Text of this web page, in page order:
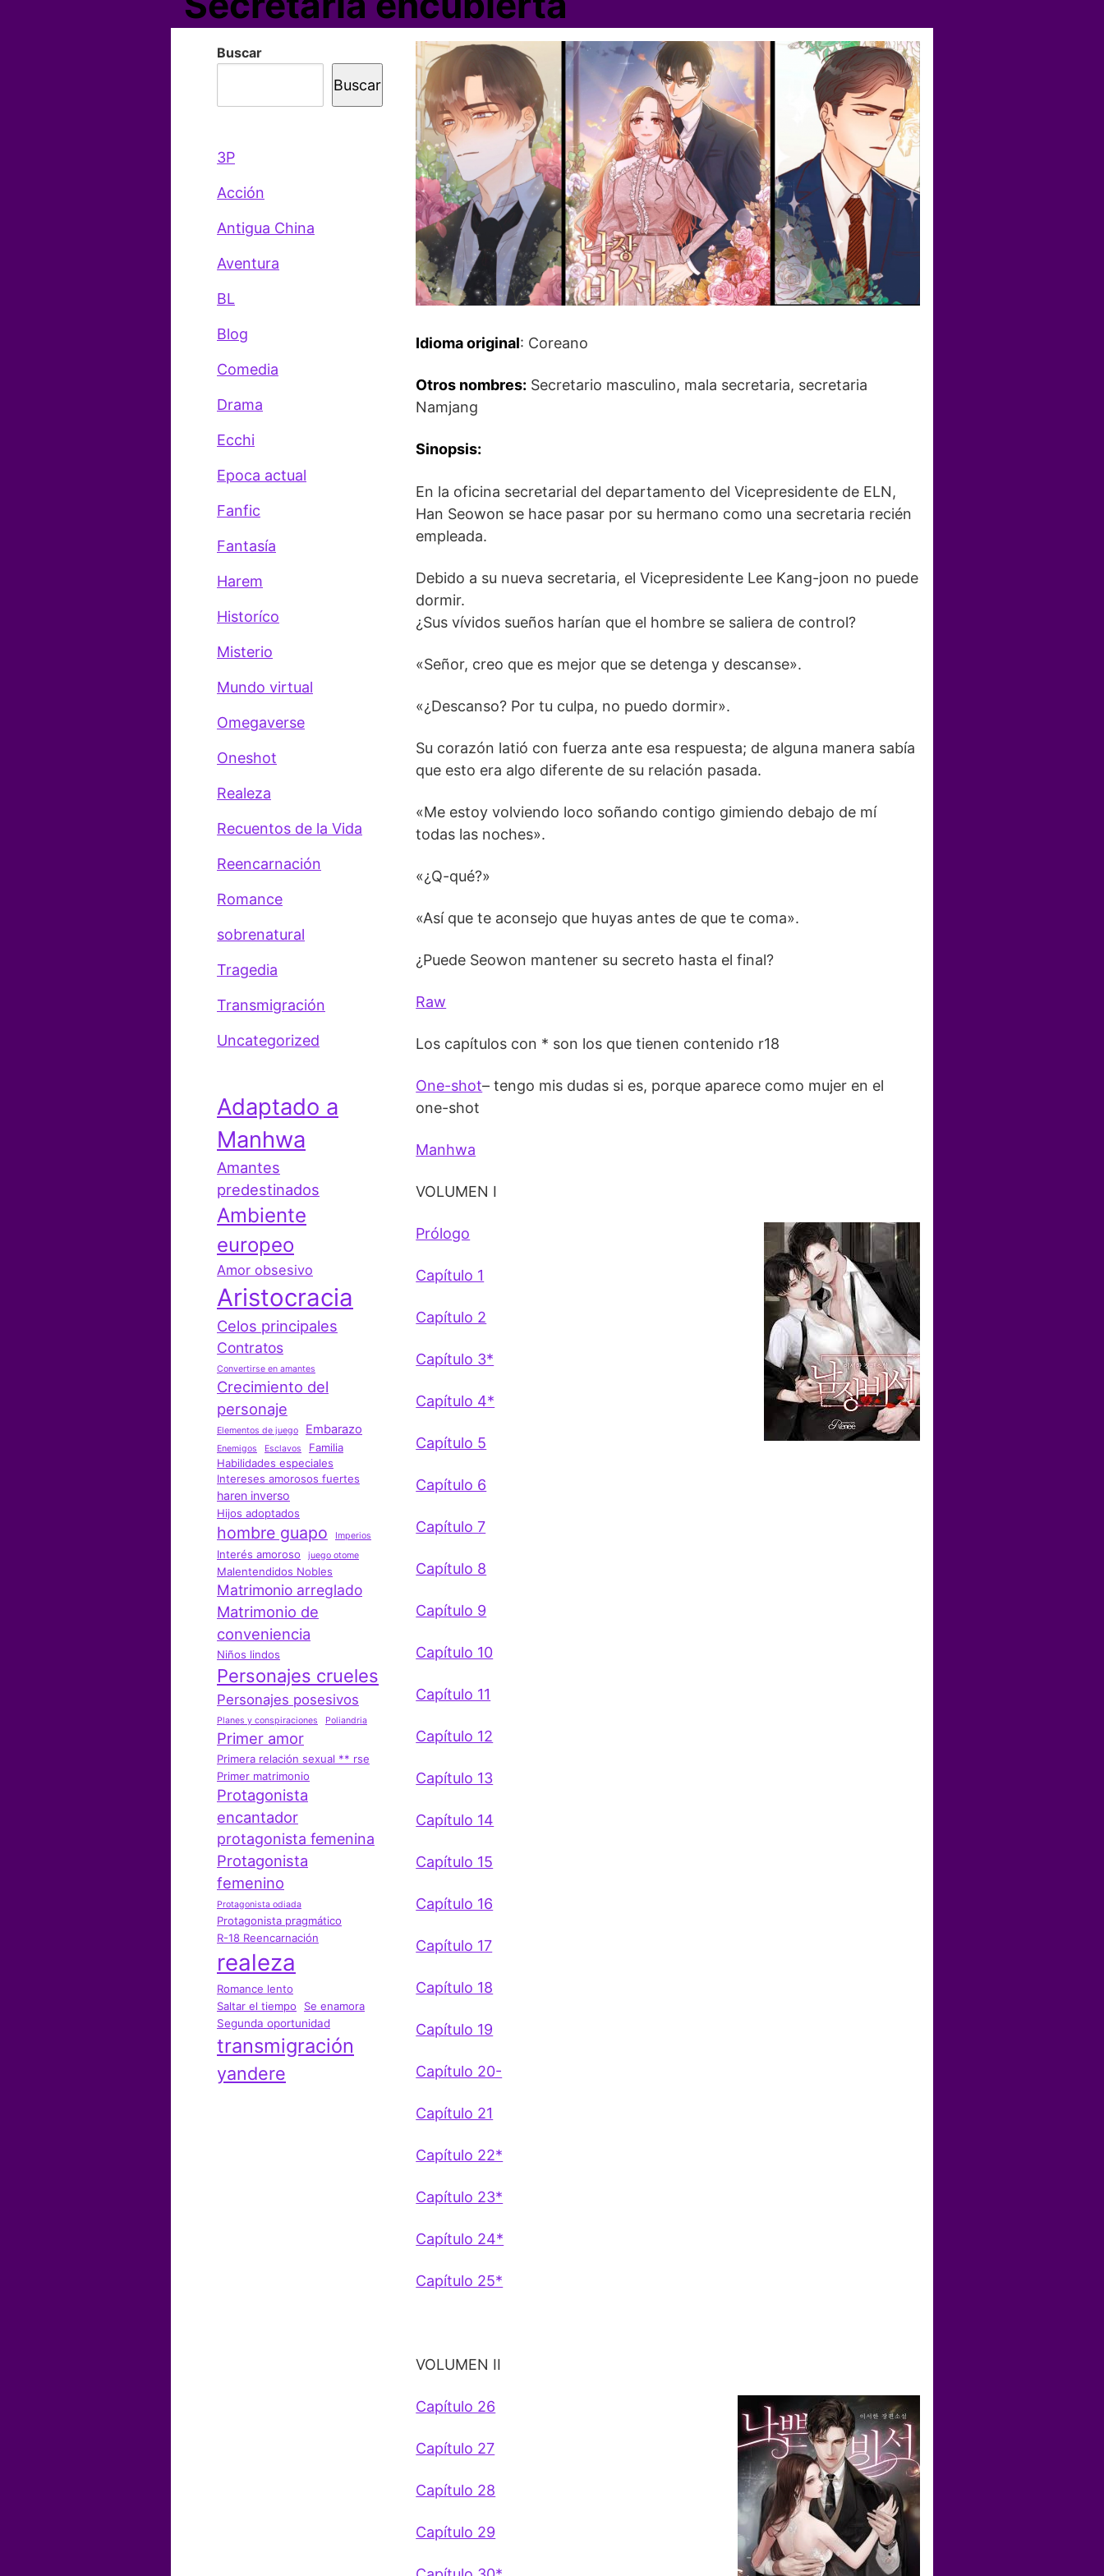
Idioma original: Coreano
Otros nombres: Secretario masculino, mala secretaria, secretaria
Namjang
Sinopsis:
En la oficina secretarial del departamento del Vicepresidente de ELN,
Han Seowon se hace pasar por su hermano como una secretaria recién
empleada.
Debido a su nueva secretaria, el Vicepresidente Lee Kang-joon no puede
dormir.
¿Sus vívidos sueños harían que el hombre se saliera de control?
«Señor, creo que es mejor que se detenga y descanse».
«¿Descanso? Por tu culpa, no puedo dormir».
Su corazón latió con fuerza ante esa respuesta; de alguna manera sabía
que esto era algo diferente de su relación pasada.
«Me estoy volviendo loco soñando contigo gimiendo debajo de mí
todas las noches».
«¿Q-qué?»
«Así que te aconsejo que huyas antes de que te coma».
¿Puede Seowon mantener su secreto hasta el final?
Raw
Los capítulos con * son los que tienen contenido r18
One-shot– tengo mis dudas si es, porque aparece como mujer en el
one-shot
Manhwa
VOLUMEN I
Prólogo
Capítulo 1
Capítulo 2
Capítulo 3*
Capítulo 4*
Capítulo 5
Capítulo 6
Capítulo 7
Capítulo 8
Capítulo 9
Capítulo 10
Capítulo 11
Capítulo 12
Capítulo 13
Capítulo 14
Capítulo 15
Capítulo 16
Capítulo 17
Capítulo 18
Capítulo 19
Capítulo 20-
Capítulo 21
Capítulo 22*
Capítulo 23*
Capítulo 24*
Capítulo 25*
VOLUMEN II
Capítulo 26
Capítulo 27
Capítulo 28
Capítulo 29
Buscar
Buscar
3P
Acción
Antigua China
Aventura
BL
Blog
Comedia
Drama
Ecchi
Epoca actual
Fanfic
Fantasía
Harem
Historíco
Misterio
Mundo virtual
Omegaverse
Oneshot
Realeza
Recuentos de la Vida
Reencarnación
Romance
sobrenatural
Tragedia
Transmigración
Uncategorized
Adaptado a
Manhwa
Amantes
predestinados
Ambiente
europeo
Amor obsesivo
Aristocracia
Celos principales
Contratos
Convertirse en amantes
Crecimiento del
personaje
Elementos de juego Embarazo
Enemigos Esclavos
Familia
Habilidades especiales
Intereses amorosos fuertes
haren inverso
Hijos adoptados
hombre guapo Imperios
Interés amoroso juego otome
Malentendidos Nobles
Matrimonio arreglado
Matrimonio de
conveniencia
Niños lindos
Personajes crueles
Personajes posesivos
Planes y conspiraciones Poliandria
Primer amor
Primera relación sexual ** rse
Primer matrimonio
Protagonista
encantador
protagonista femenina
Protagonista
femenino
Protagonista odiada
Protagonista pragmático
R-18 Reencarnación
realeza
Romance lento
Saltar el tiempo
Se enamora
Segunda oportunidad
transmigración
yandere